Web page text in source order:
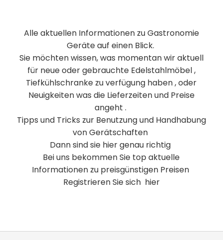
Alle aktuellen Informationen zu Gastronomie
Geräte auf einen Blick.
Sie möchten wissen, was momentan wir aktuell
für neue oder gebrauchte Edelstahlmöbel ,
Tiefkühlschranke zu verfügung haben , oder
Neuigkeiten was die Lieferzeiten und Preise
angeht .
Tipps und Tricks zur Benutzung und Handhabung
von Gerätschaften
Dann sind sie hier genau richtig
Bei uns bekommen Sie top aktuelle
Informationen zu preisgünstigen Preisen
Registrieren Sie sich hier